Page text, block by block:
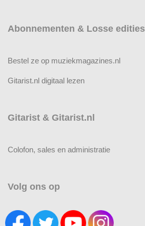
Abonnementen & Losse edities
Bestel ze op muziekmagazines.nl
Gitarist.nl digitaal lezen
Gitarist & Gitarist.nl
Colofon, sales en administratie
Volg ons op